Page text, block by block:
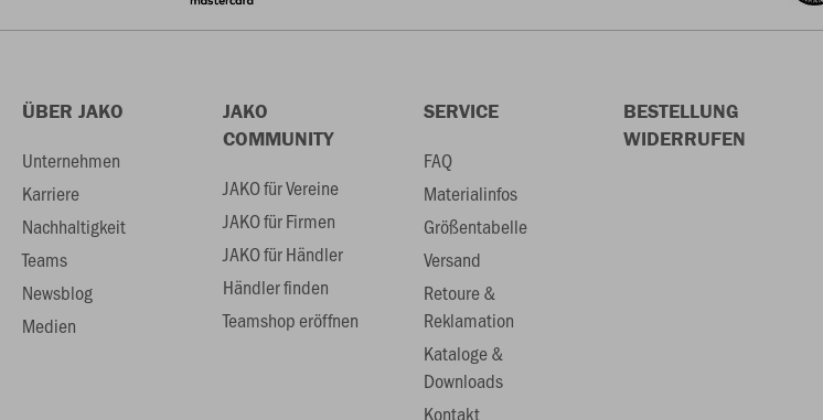
ÜBER JAKO
Unternehmen
Karriere
Nachhaltigkeit
Teams
Newsblog
Medien
JAKO
COMMUNITY
JAKO für Vereine
JAKO für Firmen
JAKO für Händler
Händler finden
Teamshop eröffnen
SERVICE
FAQ
Materialinfos
Größentabelle
Versand
Retoure &
Reklamation
Kataloge &
Downloads
Kontakt
BESTELLUNG
WIDERRUFEN